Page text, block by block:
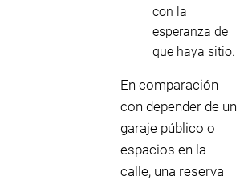
con la
esperanza de
que haya sitio.
En comparación
con depender de un
garaje público o
espacios en la
calle, una reserva